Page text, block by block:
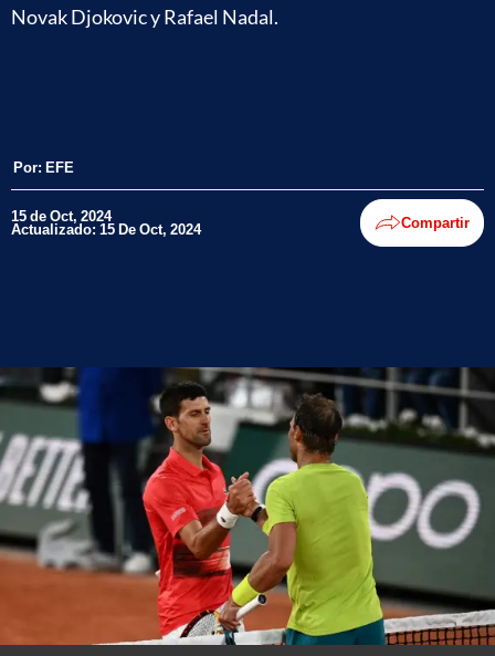
Novak Djokovic y Rafael Nadal.
Por: EFE
15 de Oct, 2024
Actualizado: 15 De Oct, 2024 Compartir